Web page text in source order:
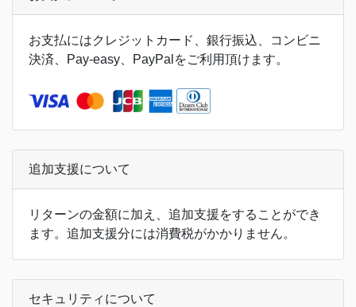
お支払にはクレジットカード、銀行振込、コンビニ
決済、Pay-easy、PayPalをご利用頂けます。
追加支援について
リターンの金額に加え、追加支援をすることができ
ます。追加支援分には消費税がかかりません。
セキュリティについて